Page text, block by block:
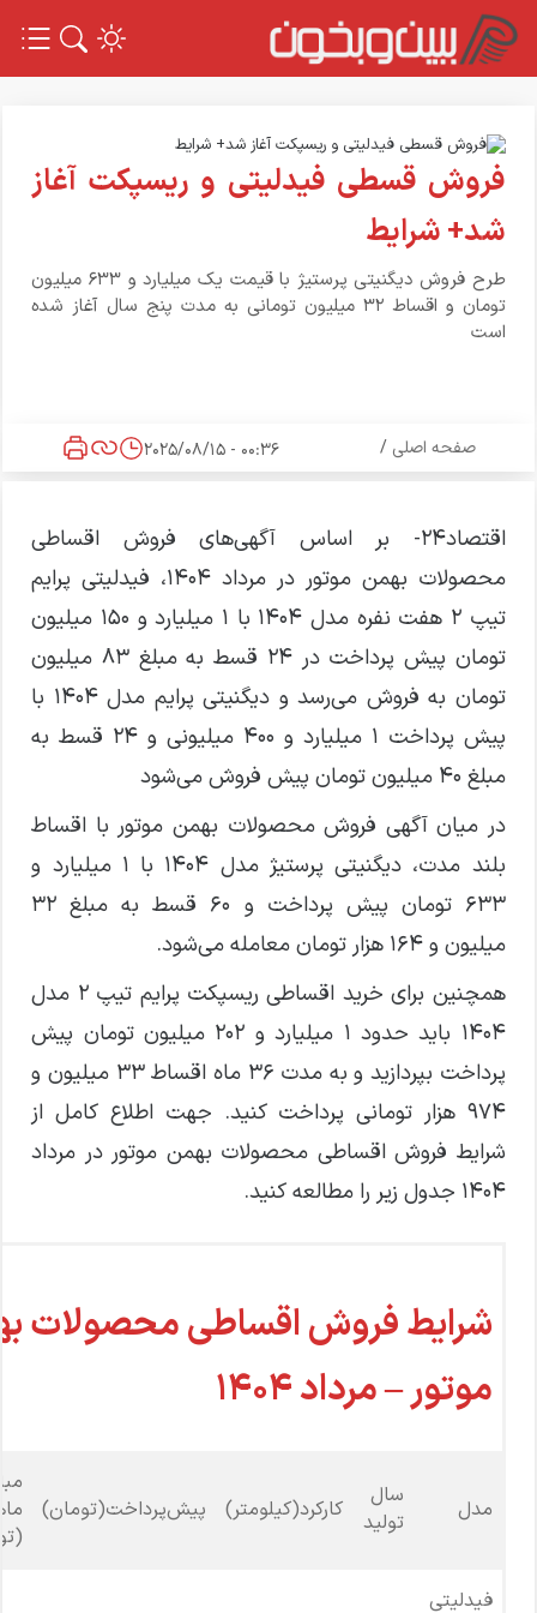
صفحه اصلی /
00:36 - 2025/08/15
فروش قسطی فیدلیتی و ریسپکت آغاز
شد+ شرایط
طرح فروش دیگنیتی پرستیژ با قیمت یک میلیارد و ۶۳۳ میلیون
تومان و اقساط ۳۲ میلیون تومانی به مدت پنج سال آغاز شده
است
اقتصاد۲۴- بر اساس آگهی‌های فروش اقساطی
محصولات بهمن موتور در مرداد ۱۴۰۴، فیدلیتی پرایم
تیپ ۲ هفت نفره مدل ۱۴۰۴ با ۱ میلیارد و ۱۵۰ میلیون
تومان پیش پرداخت در ۲۴ قسط به مبلغ ۸۳ میلیون
تومان به فروش می‌رسد و دیگنیتی پرایم مدل ۱۴۰۴ با
پیش پرداخت ۱ میلیارد و ۴۰۰ میلیونی و ۲۴ قسط به
مبلغ ۴۰ میلیون تومان پیش فروش می‌شود
در میان آگهی فروش محصولات بهمن موتور با اقساط
بلند مدت، دیگنیتی پرستیژ مدل ۱۴۰۴ با ۱ میلیارد و
۶۳۳ تومان پیش پرداخت و ۶۰ قسط به مبلغ ۳۲
میلیون و ۱۶۴ هزار تومان معامله می‌شود.
همچنین برای خرید اقساطی ریسپکت پرایم تیپ ۲ مدل
۱۴۰۴ باید حدود ۱ میلیارد و ۲۰۲ میلیون تومان پیش
پرداخت بپردازید و به مدت ۳۶ ماه اقساط ۳۳ میلیون و
۹۷۴ هزار تومانی پرداخت کنید. جهت اطلاع کامل از
شرایط فروش اقساطی محصولات بهمن موتور در مرداد
۱۴۰۴ جدول زیر را مطالعه کنید.
شرایط فروش اقساطی محصولات
موتور – مرداد ۱۴۰۴
مدل
سال
تولید
کارکرد(کیلومتر) پیش‌پرداخت(تومان)
فیدلیتی